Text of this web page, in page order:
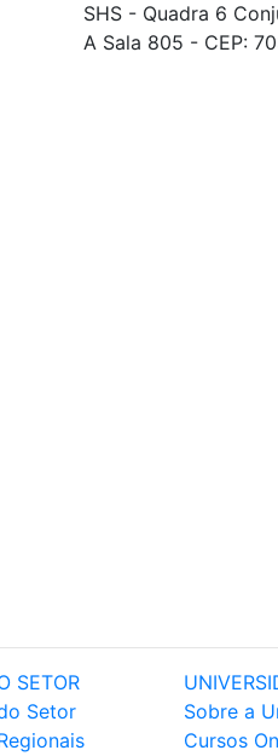
SHS - Quadra 6
A Sala 805 - CEP:
SETOR
Setor
Sobre a
Cursos